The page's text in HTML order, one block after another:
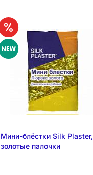
Мини-блёстки Silk Plaster,
золотые палочки